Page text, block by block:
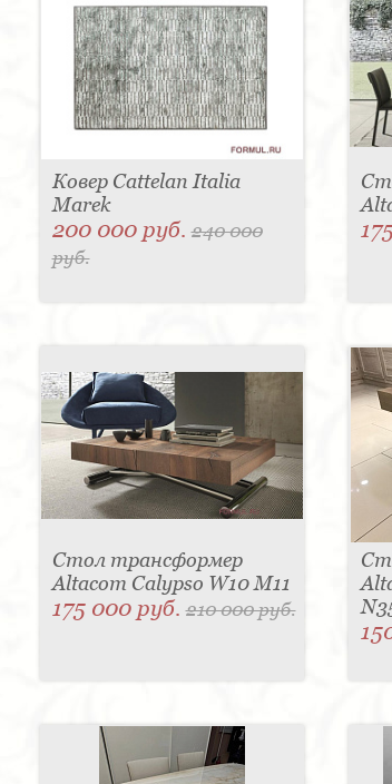
Ковер Cattelan Italia
Marek
200 000 руб.240 000
руб.
Стол трансформер
Altacom Calypso W10 M11
175 000 руб.210 000 руб.